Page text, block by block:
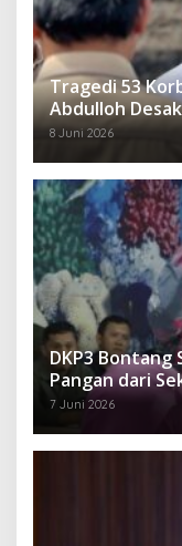
Tragedi 53
Abdulloh
8 Juni 2026
DKP3 Bontang
Pangan dari
7 Juni 2026